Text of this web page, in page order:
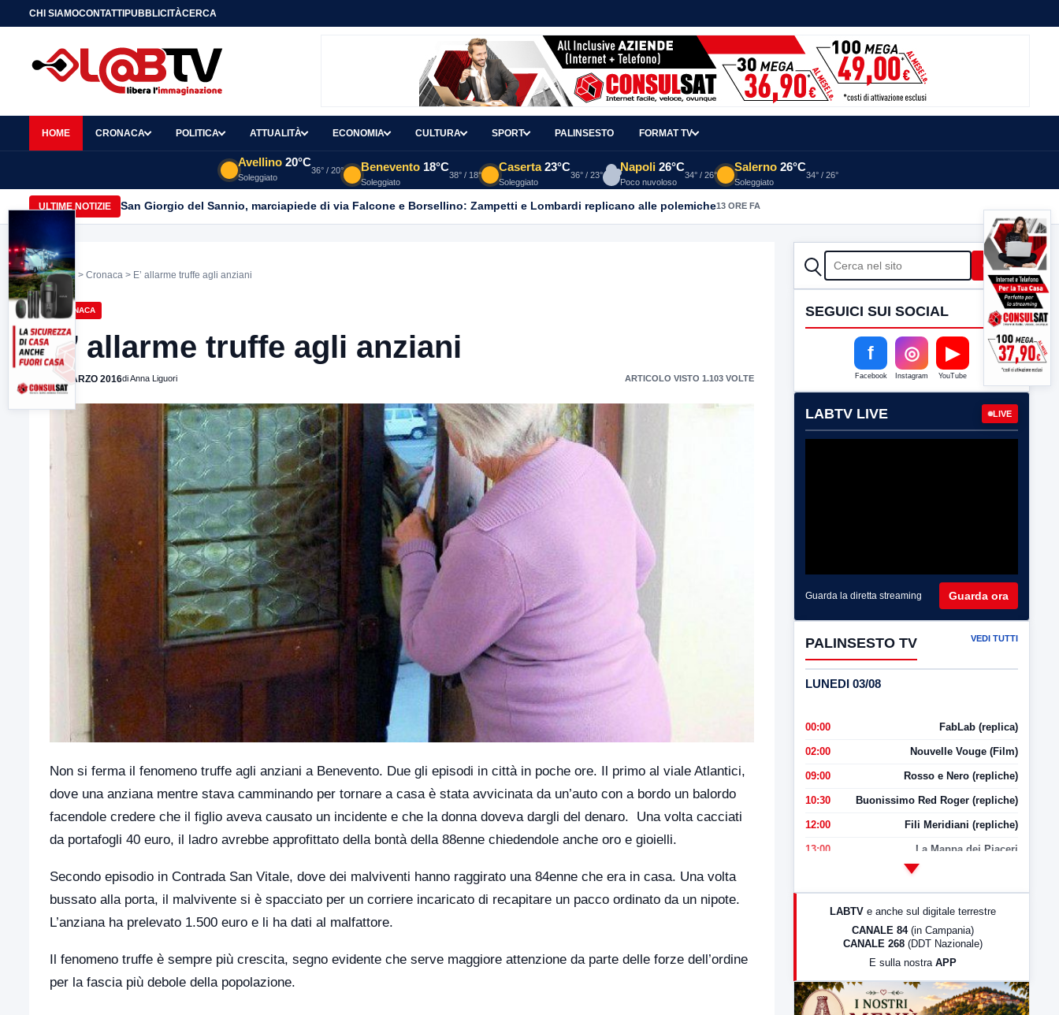
CHI SIAMOCONTATTIPUBBLICITÀCERCA
HOME CRONACA POLITICA ATTUALITÀ ECONOMIA CULTURA SPORT PALINSESTO FORMAT TV
Avellino 20°C
Soleggiato
36° / 20° Benevento 18°C
Soleggiato
38° / 18°
Caserta 23°C
Soleggiato
36° / 23°
Napoli 26°C
Poco nuvoloso
34° / 26°
Salerno 26°C
Soleggiato
34° / 26°
ULTIME NOTIZIE San Giorgio del Sannio, marciapiede di via Falcone e Borsellino: Zampetti e Lombardi replicano alle polemiche13 ORE FA
Home > Cronaca > E’ allarme truffe agli anziani
CRONACA
E’ allarme truffe agli anziani
31 MARZO 2016di Anna Liguori ARTICOLO VISTO 1.103 VOLTE
Non si ferma il fenomeno truffe agli anziani a Benevento. Due gli episodi in città in poche ore. Il primo al viale Atlantici,
dove una anziana mentre stava camminando per tornare a casa è stata avvicinata da un’auto con a bordo un balordo
facendole credere che il figlio aveva causato un incidente e che la donna doveva dargli del denaro. Una volta cacciati
da portafogli 40 euro, il ladro avrebbe approfittato della bontà della 88enne chiedendole anche oro e gioielli.
Secondo episodio in Contrada San Vitale, dove dei malviventi hanno raggirato una 84enne che era in casa. Una volta
bussato alla porta, il malvivente si è spacciato per un corriere incaricato di recapitare un pacco ordinato da un nipote.
L’anziana ha prelevato 1.500 euro e li ha dati al malfattore.
Il fenomeno truffe è sempre più crescita, segno evidente che serve maggiore attenzione da parte delle forze dell’ordine
per la fascia più debole della popolazione.
CERCA Cerca
SEGUICI SUI SOCIAL
f
Facebook
◎
Instagram
▶
YouTube
LABTV LIVE LIVE
Guarda la diretta streaming Guarda ora
PALINSESTO TV VEDI TUTTI
LUNEDI 03/08
00:00 FabLab (replica)
02:00 Nouvelle Vouge (Film)
09:00 Rosso e Nero (repliche)
10:30 Buonissimo Red Roger (repliche)
12:00 Fili Meridiani (repliche)
13:00 La Mappa dei Piaceri
LabNews (Diretta)
23:00 LabNews (replica)
LABTV e anche sul digitale terrestre
CANALE 84 (in Campania)
CANALE 268 (DDT Nazionale)
E sulla nostra APP